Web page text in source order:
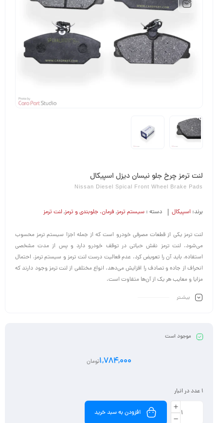
لنت ترمز چرخ جلو نیسان دیزل اسپیکال
Nissan Diesel Spical Front Wheel Brake Pads
برند: اسپیکال دسته : سیستم ترمز, فرمان،‌ جلوبندی و ترمز,لنت ترمز
لنت ترمز یکی از قطعات مصرفی خودرو است که از جمله اجزا سیستم ترمز محسوب
می‌شود. لنت ترمز نقش حیاتی در توقف خودرو دارد و پس از مدت مشخصی
استفاده، باید آن را تعویض کرد. عدم فعالیت درست لنت ترمز و سیستم ترمز، احتمال
انحراف از جاده و تصادف را افزایش می‌دهد. انواع مختلفی از لنت ترمز وجود دارند که
مزایا و معایب هر یک از آن‌ها متفاوت است.
بیشـتر
موجود است
1,784,000تومان
1 عدد در انبار
افزودن به سبد خرید